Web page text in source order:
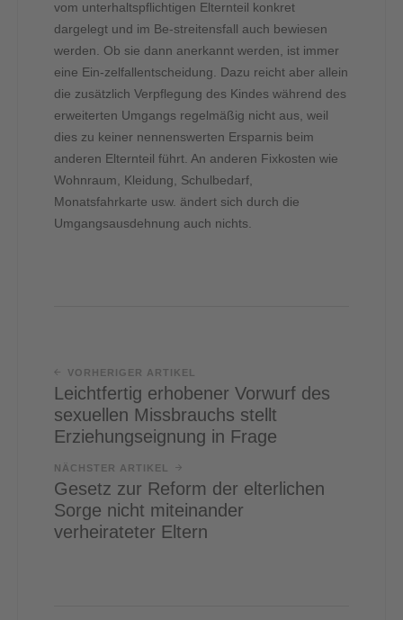
vom unterhaltspflichtigen Elternteil konkret
dargelegt und im Be-streitensfall auch bewiesen
werden. Ob sie dann anerkannt werden, ist immer
eine Ein-zelfallentscheidung. Dazu reicht aber allein
die zusätzlich Verpflegung des Kindes während des
erweiterten Umgangs regelmäßig nicht aus, weil
dies zu keiner nennenswerten Ersparnis beim
anderen Elternteil führt. An anderen Fixkosten wie
Wohnraum, Kleidung, Schulbedarf,
Monatsfahrkarte usw. ändert sich durch die
Umgangsausdehnung auch nichts.
VORHERIGER ARTIKEL
Leichtfertig erhobener Vorwurf des
sexuellen Missbrauchs stellt
Erziehungseignung in Frage
NÄCHSTER ARTIKEL
Gesetz zur Reform der elterlichen
Sorge nicht miteinander
verheirateter Eltern